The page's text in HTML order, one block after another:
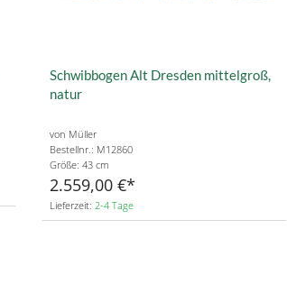
Schwibbogen Alt Dresden mittelgroß,
natur
von Müller
Bestellnr.: M12860
Größe: 43 cm
2.559,00 €
Lieferzeit: 2-4 Tage